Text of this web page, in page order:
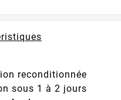
reconditionnée
sous 1 à 2 jours